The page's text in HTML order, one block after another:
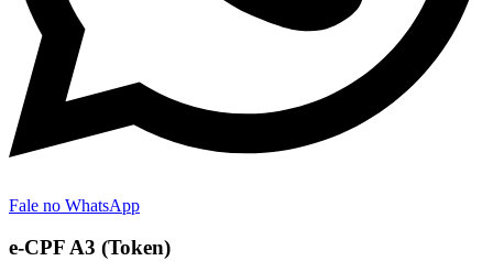
Fale no WhatsApp
e-CPF A3 (Token)